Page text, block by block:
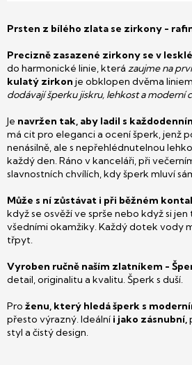
Prsten z bílého zlata se zirkony -
Precizně zasazené zirkony se v
do harmonické linie, která zaujme na
kulatý zirkon je obklopen dvěma
dodávají šperku jiskru, lehkost a moderní
Je navržen tak, aby ladil s
má cit pro eleganci a ocení šperk, jenž
nenásilně, ale s nepřehlédnutelnou
každý den. Ráno v kanceláři, při
slavnostních chvílích, kdy šperk mluví
Může s ní zůstávat i při běžném
když se osvěží ve sprše nebo když si
všedními okamžiky. Každý dotek vody
třpyt.
Vyroben ručně naším zlatníkem -
detail, originalitu a kvalitu. Šperk s duší.
Pro ženu, který hledá šperk s
přesto výrazný. Ideální i jako zásnubní,
styl a čistý design.